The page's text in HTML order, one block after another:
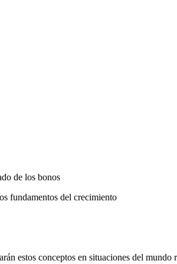
de los bonos
fundamentos del crecimiento
estos conceptos en situaciones del mundo